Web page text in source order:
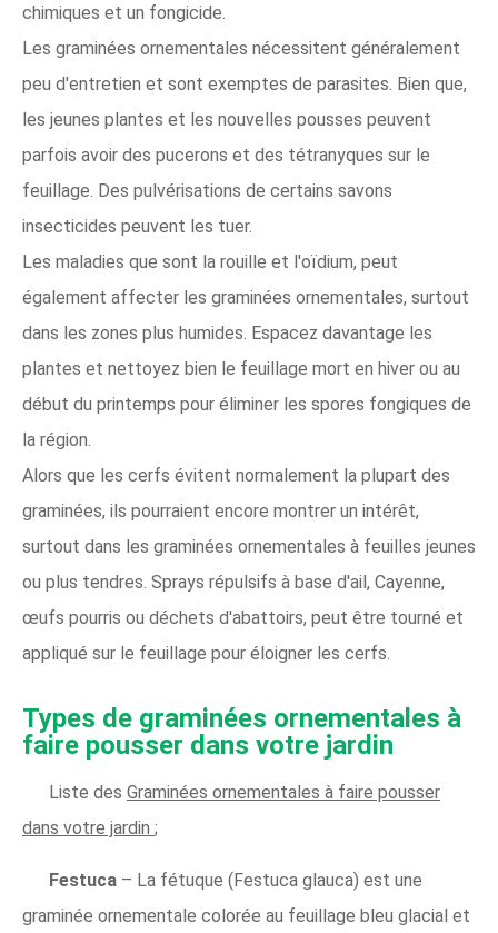
chimiques et un fongicide.
Les graminées ornementales nécessitent généralement
peu d'entretien et sont exemptes de parasites. Bien que,
les jeunes plantes et les nouvelles pousses peuvent
parfois avoir des pucerons et des tétranyques sur le
feuillage. Des pulvérisations de certains savons
insecticides peuvent les tuer.
Les maladies que sont la rouille et l'oïdium, peut
également affecter les graminées ornementales, surtout
dans les zones plus humides. Espacez davantage les
plantes et nettoyez bien le feuillage mort en hiver ou au
début du printemps pour éliminer les spores fongiques de
la région.
Alors que les cerfs évitent normalement la plupart des
graminées, ils pourraient encore montrer un intérêt,
surtout dans les graminées ornementales à feuilles jeunes
ou plus tendres. Sprays répulsifs à base d'ail, Cayenne,
œufs pourris ou déchets d'abattoirs, peut être tourné et
appliqué sur le feuillage pour éloigner les cerfs.
Types de graminées ornementales à
faire pousser dans votre jardin
Liste des Graminées ornementales à faire pousser
dans votre jardin ;
Festuca – La fétuque (Festuca glauca) est une
graminée ornementale colorée au feuillage bleu glacial et